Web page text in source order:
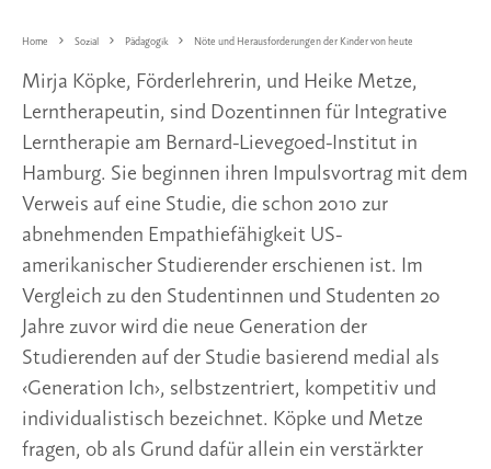
Home Sozial Pädagogik Nöte und Herausforderungen der Kinder von heute
Mirja Köpke, Förderlehrerin, und Heike Metze,
Lerntherapeutin, sind Dozentinnen für Integrative
Lerntherapie am Bernard-Lievegoed-Institut in
Hamburg. Sie beginnen ihren Impulsvortrag mit dem
Verweis auf eine Studie, die schon 2010 zur
abnehmenden Empathiefähigkeit US-
amerikanischer Studierender erschienen ist. Im
Vergleich zu den Studentinnen und Studenten 20
Jahre zuvor wird die neue Generation der
Studierenden auf der Studie basierend medial als
‹Generation Ich›, selbstzentriert, kompetitiv und
individualistisch bezeichnet. Köpke und Metze
fragen, ob als Grund dafür allein ein verstärkter